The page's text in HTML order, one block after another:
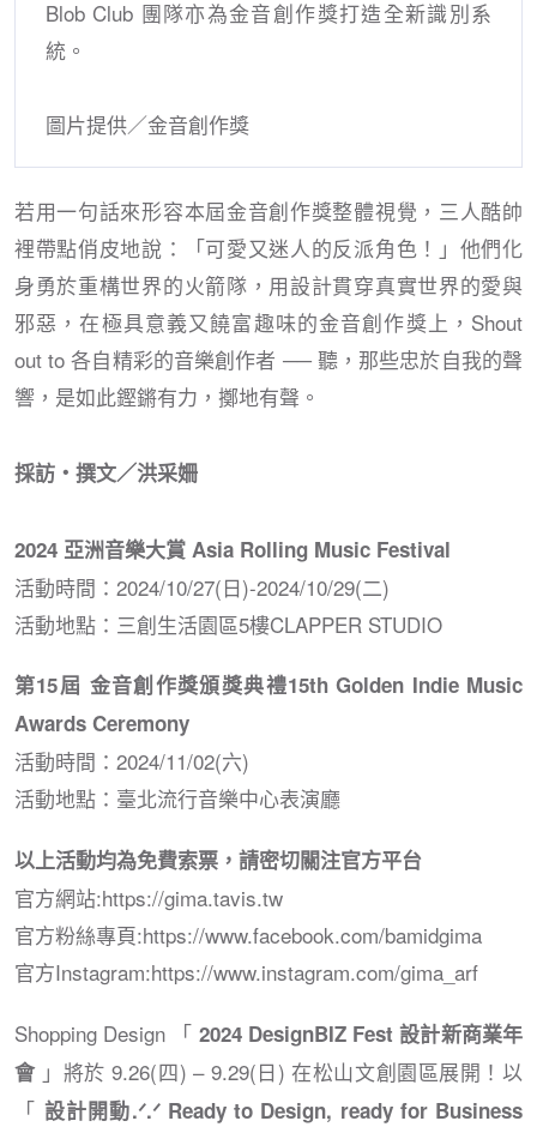
Blob Club 團隊亦為金音創作獎打造全新識別系
統。
圖片提供／金音創作獎
若用一句話來形容本屆金音創作獎整體視覺，三人酷帥
裡帶點俏皮地說：「可愛又迷人的反派角色！」他們化
身勇於重構世界的火箭隊，用設計貫穿真實世界的愛與
邪惡，在極具意義又饒富趣味的金音創作獎上，Shout
out to 各自精彩的音樂創作者 ── 聽，那些忠於自我的聲
響，是如此鏗鏘有力，擲地有聲。
採訪・撰文／洪采姍
2024 亞洲音樂大賞 Asia Rolling Music Festival
活動時間：2024/10/27(日)-2024/10/29(二)
活動地點：三創生活園區5樓CLAPPER STUDIO
第15屆 金音創作獎頒獎典禮15th Golden Indie Music
Awards Ceremony
活動時間：2024/11/02(六)
活動地點：臺北流行音樂中心表演廳
以上活動均為免費索票，請密切關注官方平台
官方網站:https://gima.tavis.tw
官方粉絲專頁:https://www.facebook.com/bamidgima
官方Instagram:https://www.instagram.com/gima_arf
Shopping Design 「 2024 DesignBIZ Fest 設計新商業年
會」將於 9.26(四) – 9.29(日) 在松山文創園區展開！以
「 設計開動.ᐟ.ᐟ Ready to Design, ready for Business